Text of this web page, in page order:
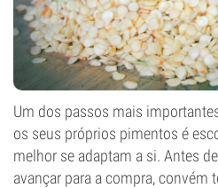
Um dos passos mais
os seus próprios pimentos é
melhor se adaptam a si. Antes
avançar para a compra, convém